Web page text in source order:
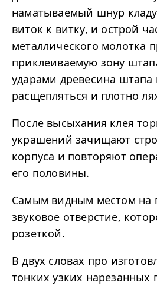
наматываемый шнур
виток к витку, и острой
металлического молотка
приклеиваемую зону
ударами древесина штапа
расщепляться и плотно
После высыхания клея
украшений зачищают
корпуса и повторяют
его половины.
Самым видным местом на
звуковое отверстие,
розеткой.
В двух словах про
тонких узких нарезанных